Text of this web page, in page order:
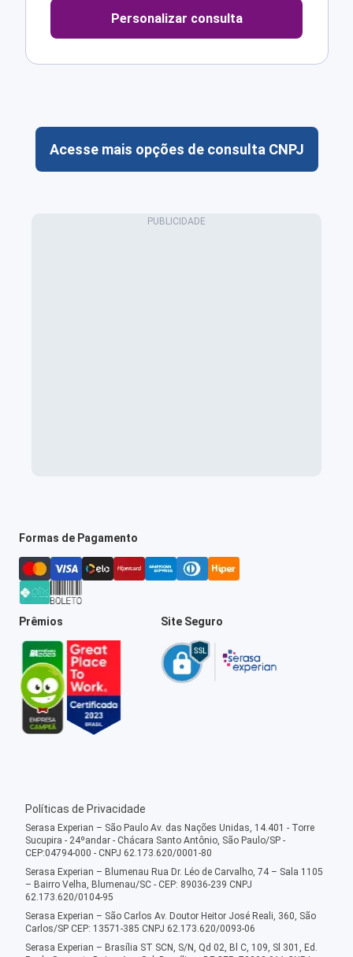
Personalizar consulta
Acesse mais opções de consulta CNPJ
Formas de Pagamento
Prêmios Site Seguro
Políticas de Privacidade
Serasa Experian – São Paulo Av. das Nações Unidas, 14.401 - Torre
Sucupira - 24ºandar - Chácara Santo Antônio, São Paulo/SP -
CEP:04794-000 - CNPJ 62.173.620/0001-80
Serasa Experian – Blumenau Rua Dr. Léo de Carvalho, 74 – Sala 1105
– Bairro Velha, Blumenau/SC - CEP: 89036-239 CNPJ
62.173.620/0104-95
Serasa Experian – São Carlos Av. Doutor Heitor José Reali, 360, São
Carlos/SP CEP: 13571-385 CNPJ 62.173.620/0093-06
Serasa Experian – Brasília ST SCN, S/N, Qd 02, Bl C, 109, Sl 301, Ed.